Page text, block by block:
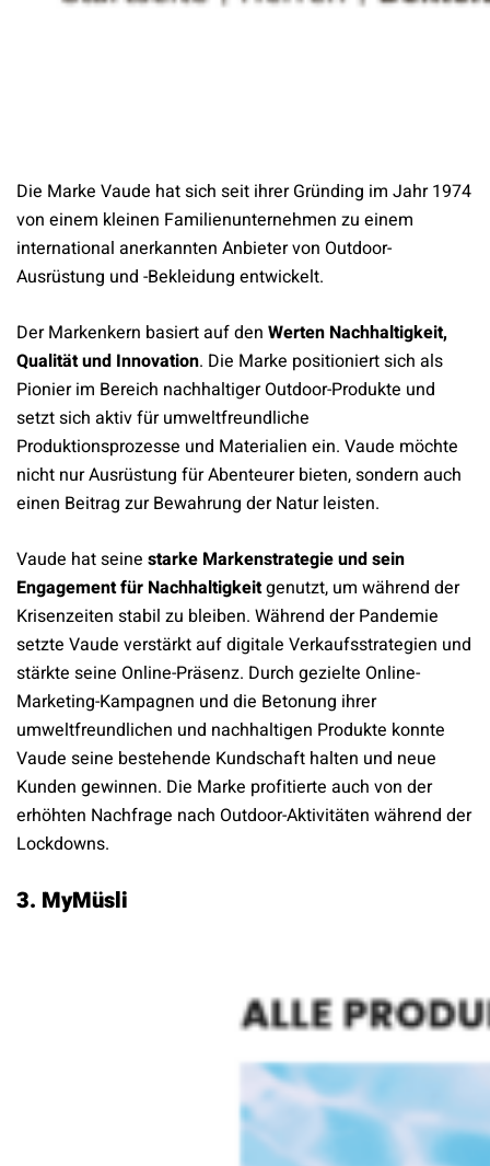
Die Marke Vaude hat sich seit ihrer Gründing im Jahr 1974
von einem kleinen Familienunternehmen zu einem
international anerkannten Anbieter von Outdoor-
Ausrüstung und -Bekleidung entwickelt.
Der Markenkern basiert auf den Werten Nachhaltigkeit,
Qualität und Innovation. Die Marke positioniert sich als
Pionier im Bereich nachhaltiger Outdoor-Produkte und
setzt sich aktiv für umweltfreundliche
Produktionsprozesse und Materialien ein. Vaude möchte
nicht nur Ausrüstung für Abenteurer bieten, sondern auch
einen Beitrag zur Bewahrung der Natur leisten.
Vaude hat seine starke Markenstrategie und sein
Engagement für Nachhaltigkeitgenutzt, um während der
Krisenzeiten stabil zu bleiben. Während der Pandemie
setzte Vaude verstärkt auf digitale Verkaufsstrategien und
stärkte seine Online-Präsenz. Durch gezielte Online-
Marketing-Kampagnen und die Betonung ihrer
umweltfreundlichen und nachhaltigen Produkte konnte
Vaude seine bestehende Kundschaft halten und neue
Kunden gewinnen. Die Marke profitierte auch von der
erhöhten Nachfrage nach Outdoor-Aktivitäten während der
Lockdowns.
3. MyMüsli